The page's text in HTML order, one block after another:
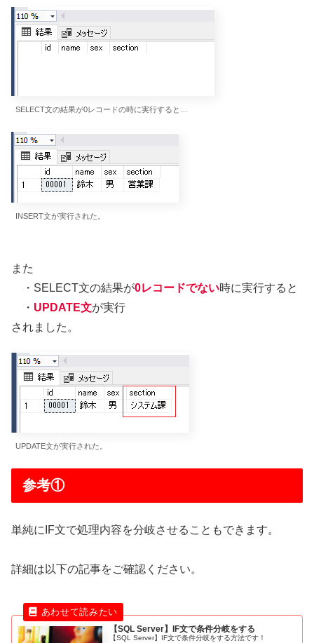
SELECT文の結果が0レコードの時に実行すると…
INSERT文が実行された。
また
・SELECT文の結果が0レコードでない時に実行すると
・ UPDATE文が実行
されました。
UPDATE文が実行された。
参考①
単純にIF文で処理内容を分岐させることもできます。
詳細は以下の記事をご確認ください。
【SQL Server】IF文で条件分岐をする
【SQL Server】IF文で条件分岐をする方法です！